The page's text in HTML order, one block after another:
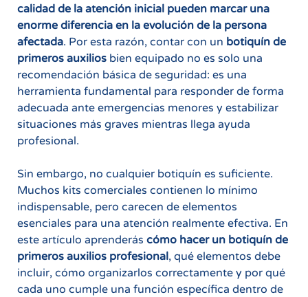
calidad de la atención inicial pueden marcar una
enorme diferencia en la evolución de la persona
afectada. Por esta razón, contar con un botiquín de
primeros auxilios bien equipado no es solo una
recomendación básica de seguridad: es una
herramienta fundamental para responder de forma
adecuada ante emergencias menores y estabilizar
situaciones más graves mientras llega ayuda
profesional.
Sin embargo, no cualquier botiquín es suficiente.
Muchos kits comerciales contienen lo mínimo
indispensable, pero carecen de elementos
esenciales para una atención realmente efectiva. En
este artículo aprenderás cómo hacer un botiquín de
primeros auxilios profesional, qué elementos debe
incluir, cómo organizarlos correctamente y por qué
cada uno cumple una función específica dentro de